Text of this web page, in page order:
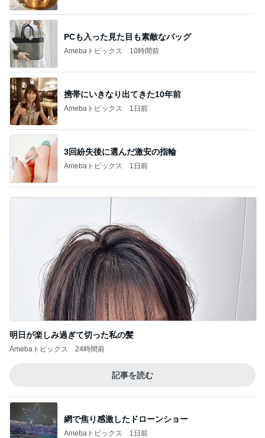
PCも入った見た目も素敵なバッグ
Amebaトピックス 10時間前
携帯にいきなり出てきた10年前
Amebaトピックス 1日前
3回紛失後に選んだ激安の指輪
Amebaトピックス 1日前
明日が楽しみ過ぎて切った私の髪
Amebaトピックス 24時間前
記事を読む
網で焦り感激したドローンショー
Amebaトピックス 1日前